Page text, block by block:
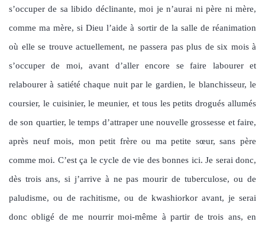
s’occuper de sa libido déclinante, moi je n’aurai ni père ni mère,
comme ma mère, si Dieu l’aide à sortir de la salle de réanimation
où elle se trouve actuellement, ne passera pas plus de six mois à
s’occuper de moi, avant d’aller encore se faire labourer et
relabourer à satiété chaque nuit par le gardien, le blanchisseur, le
coursier, le cuisinier, le meunier, et tous les petits drogués allumés
de son quartier, le temps d’attraper une nouvelle grossesse et faire,
après neuf mois, mon petit frère ou ma petite sœur, sans père
comme moi. C’est ça le cycle de vie des bonnes ici. Je serai donc,
dès trois ans, si j’arrive à ne pas mourir de tuberculose, ou de
paludisme, ou de rachitisme, ou de kwashiorkor avant, je serai
donc obligé de me nourrir moi-même à partir de trois ans, en